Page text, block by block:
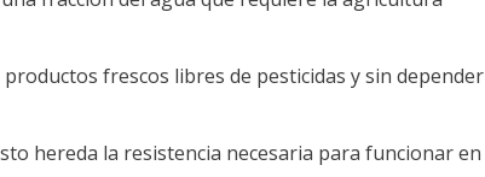
frescos libres de pesticidas y sin depender
hereda la resistencia necesaria para funcionar en